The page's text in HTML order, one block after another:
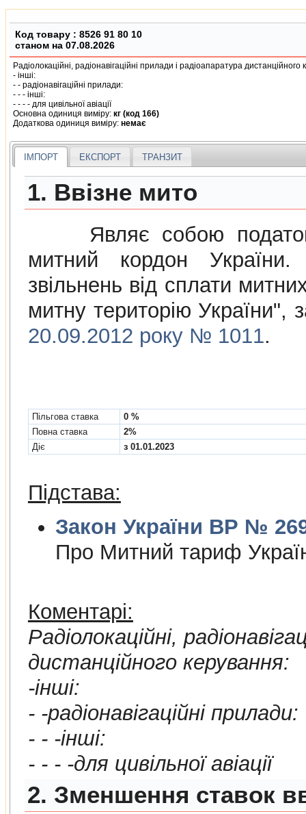
Код товару : 8526 91 80 10
станом на 07.08.2026
Радiолокацiйнi, радiонавiгацiйнi прилади i радiоапаратура дистанцiйного
- iншi:
- - радiонавiгацiйнi прилади:
- - - iншi:
- - - - для цивiльної авiацiї
Основна одиниця виміру: кг (код 166)
Додаткова одиниця виміру: немає
ІМПОРТ ЕКСПОРТ ТРАНЗИТ
1. Ввізне мито
Являє собою податок
митний кордон
звiльнень вiд сплати
митну територiю України",
20.09.2012 року № 1011.
Пільгова ставка
0 %
Повна ставка
2%
Діє
з 01.01.2023
Підстава:
Закон України ВР №
Про Митний тариф
Коментарі:
Радiолокацiйнi,
дистанцiйного керування:
-iншi:
- -радiонавiгацiйнi прилади:
- - -iншi:
- - - -для цивiльної авiацiї
2. Зменшення ставок